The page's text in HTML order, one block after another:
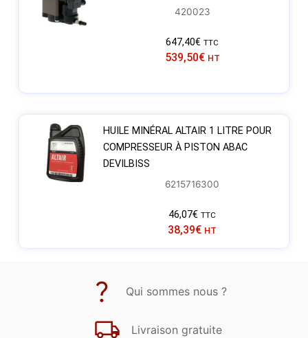
420023
647,40€ TTC
539,50€ HT
HUILE MINÉRAL ALTAIR 1 LITRE POUR
COMPRESSEUR À PISTON ABAC
DEVILBISS
6215716300
46,07€ TTC
38,39€ HT
Qui sommes nous ?
Livraison gratuite